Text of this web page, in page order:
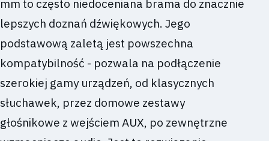
mm to często niedoceniana brama do znacznie
lepszych doznań dźwiękowych. Jego
podstawową zaletą jest powszechna
kompatybilność - pozwala na podłączenie
szerokiej gamy urządzeń, od klasycznych
słuchawek, przez domowe zestawy
głośnikowe z wejściem AUX, po zewnętrzne